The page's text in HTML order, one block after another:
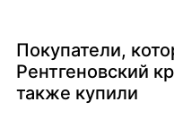
Покупатели,
Рентгеновский
также купили